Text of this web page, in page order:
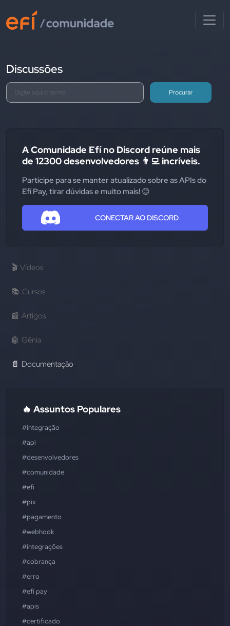
Discussões
Procurar
A Comunidade Efí no Discord reúne mais
de 12300 desenvolvedores 👨‍💻 incríveis.
Participe para se manter atualizado sobre as APIs do
Efí Pay, tirar dúvidas e muito mais! 😊
CONECTAR AO DISCORD
🎬 Vídeos
📚 Cursos
📰 Artigos
🤖 Gênia
📄 Documentação
🔥 Assuntos Populares
#integração
#api
#desenvolvedores
#comunidade
#efí
#pix
#pagamento
#webhook
#integrações
#cobrança
#erro
#efí pay
#apis
#certificado